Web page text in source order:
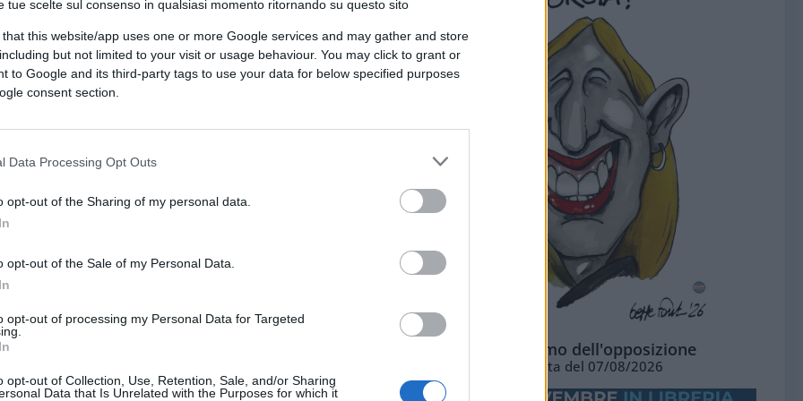
tue scelte sul consenso in qualsiasi momento ritornando su questo sito
that this website/app uses one or more Google services and may gather and store
but not limited to your visit or usage behaviour. You may click to grant or
to Google and its third-party tags to use your data for below specified purposes
consent section.
Data Processing Opt Outs
opt-out of the Sharing of my personal data.
opt-out of the Sale of my Personal Data.
opt-out of processing my Personal Data for Targeted
opt-out of Collection, Use, Retention, Sale, and/or Sharing
Data that Is Unrelated with the Purposes for which it
città labronica a
la Fallaci parlò, tra l’altro, anche nel suo
“Un cappello pieno di ciliege”, in cui la
uno dei suoi antenati proprio dal porto
continente”. Una relazione
livornese per poter
alla giornalista toscana, le cui
dalla maggioranza di centrosinistra
di tolleranza e integrazione incarnati
L'ottimismo dell'opposizione
Vignetta del 07/08/2026